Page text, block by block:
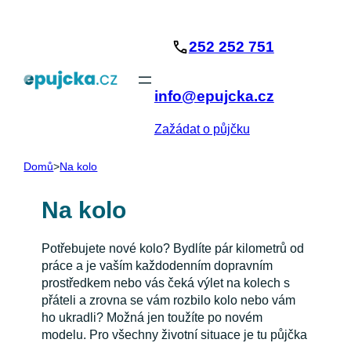
252 252 751
info@epujcka.cz
Zažádat o půjčku
Domů>Na kolo
Na kolo
Potřebujete nové kolo? Bydlíte pár kilometrů od
práce a je vaším každodenním dopravním
prostředkem nebo vás čeká výlet na kolech s
přáteli a zrovna se vám rozbilo kolo nebo vám
ho ukradli? Možná jen toužíte po novém
modelu. Pro všechny životní situace je tu půjčka